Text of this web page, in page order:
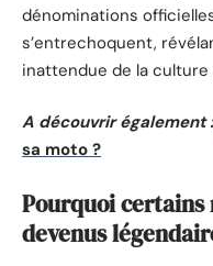
dénominations
s’entrechoquent,
inattendue de la culture
A découvrir également :
sa moto ?
Pourquoi certains
devenus